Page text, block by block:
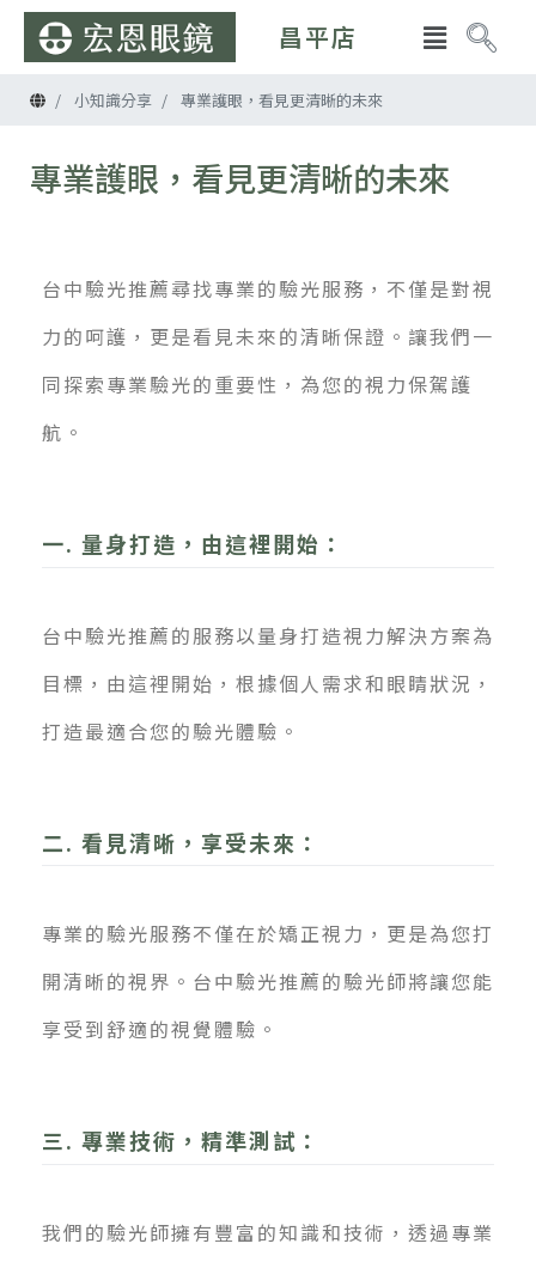
昌平店
首頁小知識分享 專業護眼，看見更清晰的未來
專業護眼，看見更清晰的未來
台中驗光推薦尋找專業的驗光服務，不僅是對視
力的呵護，更是看見未來的清晰保證。讓我們一
同探索專業驗光的重要性，為您的視力保駕護
航。
一. 量身打造，由這裡開始：
台中驗光推薦的服務以量身打造視力解決方案為
目標，由這裡開始，根據個人需求和眼睛狀況，
打造最適合您的驗光體驗。
二. 看見清晰，享受未來：
專業的驗光服務不僅在於矯正視力，更是為您打
開清晰的視界。台中驗光推薦的驗光師將讓您能
享受到舒適的視覺體驗。
三. 專業技術，精準測試：
我們的驗光師擁有豐富的知識和技術，透過專業